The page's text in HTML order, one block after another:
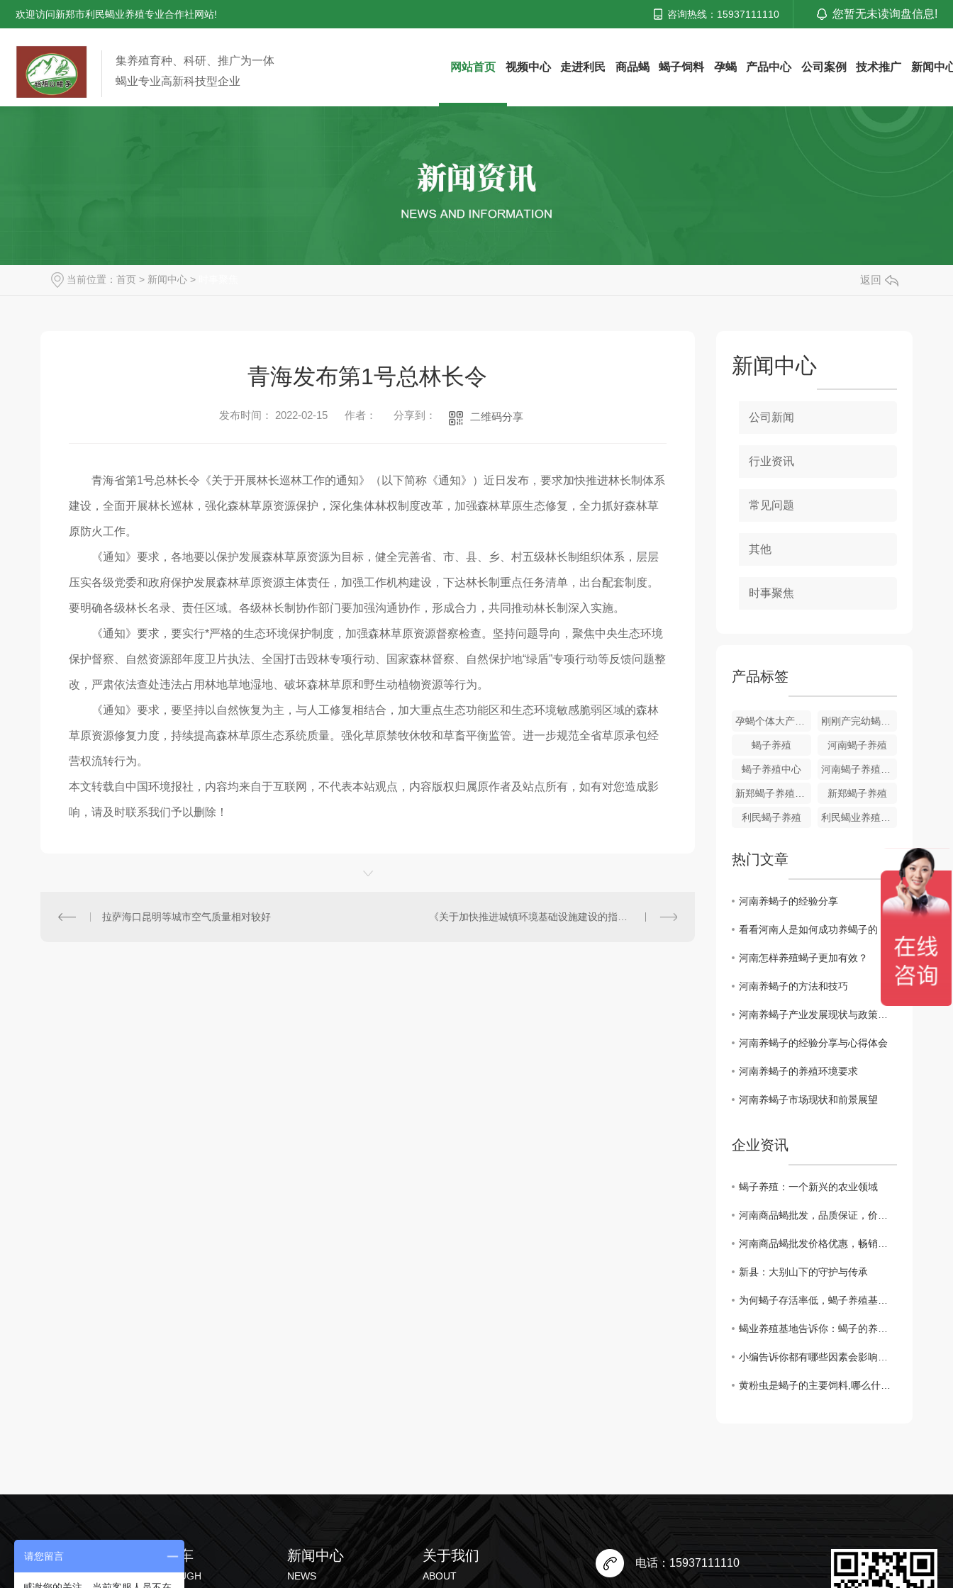
欢迎访问新郑市利民蝎业养殖专业合作社网站! 咨询热线：15937111110 您暂无未读询盘信息!
集养殖育种、科研、推广为一体
蝎业专业高新科技型企业
网站首页 视频中心 走进利民 商品蝎 蝎子饲料 孕蝎 产品中心 公司案例 技术推广 新闻中
当前位置： 首页 > 新闻中心 > 返回
青海发布第1号总林长令
发布时间： 2022-02-15 作者： 分享到： 二维码分享
青海省第1号总林长令《关于开展林长巡林工作的通知》（以下简称《通知》）近日发布，要求加快推进林长制体系
建设，全面开展林长巡林，强化森林草原资源保护，深化集体林权制度改革，加强森林草原生态修复，全力抓好森林草
原防火工作。
《通知》要求，各地要以保护发展森林草原资源为目标，健全完善省、市、县、乡、村五级林长制组织体系，层层
压实各级党委和政府保护发展森林草原资源主体责任，加强工作机构建设，下达林长制重点任务清单，出台配套制度。
要明确各级林长名录、责任区域。各级林长制协作部门要加强沟通协作，形成合力，共同推动林长制深入实施。
《通知》要求，要实行*严格的生态环境保护制度，加强森林草原资源督察检查。坚持问题导向，聚焦中央生态环境
保护督察、自然资源部年度卫片执法、全国打击毁林专项行动、国家森林督察、自然保护地“绿盾”专项行动等反馈问题整
改，严肃依法查处违法占用林地草地湿地、破坏森林草原和野生动植物资源等行为。
《通知》要求，要坚持以自然恢复为主，与人工修复相结合，加大重点生态功能区和生态环境敏感脆弱区域的森林
草原资源修复力度，持续提高森林草原生态系统质量。强化草原禁牧休牧和草畜平衡监管。进一步规范全省草原承包经
营权流转行为。
本文转载自中国环境报社，内容均来自于互联网，不代表本站观点，内容版权归属原作者及站点所有，如有对您造成影
响，请及时联系我们予以删除！
拉萨海口昆明等城市空气质量相对较好 《关于加快推进城镇环境基础设施建设的指导意见》出台 到2025年供给能力和水平显著提升
新闻中心
公司新闻
行业资讯
常见问题
其他
时事聚焦
产品标签
孕蝎个体大产仔多易饲养 刚刚产完幼蝎的孕蝎
蝎子养殖 河南蝎子养殖
蝎子养殖中心 河南蝎子养殖中心
新郑蝎子养殖厂家 新郑蝎子养殖
利民蝎子养殖 利民蝎业养殖专业合作社
热门文章
河南养蝎子的经验分享
看看河南人是如何成功养蝎子的
河南怎样养殖蝎子更加有效？
河南养蝎子的方法和技巧
河南养蝎子产业发展现状与政策解读
河南养蝎子的经验分享与心得体会
河南养蝎子的养殖环境要求
河南养蝎子市场现状和前景展望
企业资讯
蝎子养殖：一个新兴的农业领域
河南商品蝎批发，品质保证，价格实惠！
河南商品蝎批发价格优惠，畅销全国！
新县：大别山下的守护与传承
为何蝎子存活率低，蝎子养殖基地告诉你
蝎业养殖基地告诉你：蝎子的养殖步骤
小编告诉你都有哪些因素会影响到孕蝎出现流产和死胎
黄粉虫是蝎子的主要饲料,哪么什么是黄粉虫主要的食物呢？
产品中心
PRODUCT
直通车
THROUGH
新闻中心
NEWS
关于我们
ABOUT
电话：15937111110
请您留言